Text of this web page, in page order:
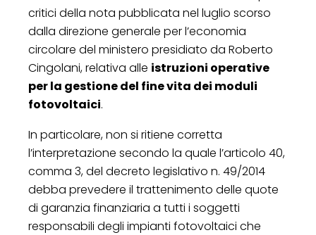
critici della nota pubblicata nel luglio scorso
dalla direzione generale per l’economia
circolare del ministero presidiato da Roberto
Cingolani, relativa alle istruzioni operative
per la gestione del fine vita dei moduli
fotovoltaici.
In particolare, non si ritiene corretta
l’interpretazione secondo la quale l’articolo 40,
comma 3, del decreto legislativo n. 49/2014
debba prevedere il trattenimento delle quote
di garanzia finanziaria a tutti i soggetti
responsabili degli impianti fotovoltaici che